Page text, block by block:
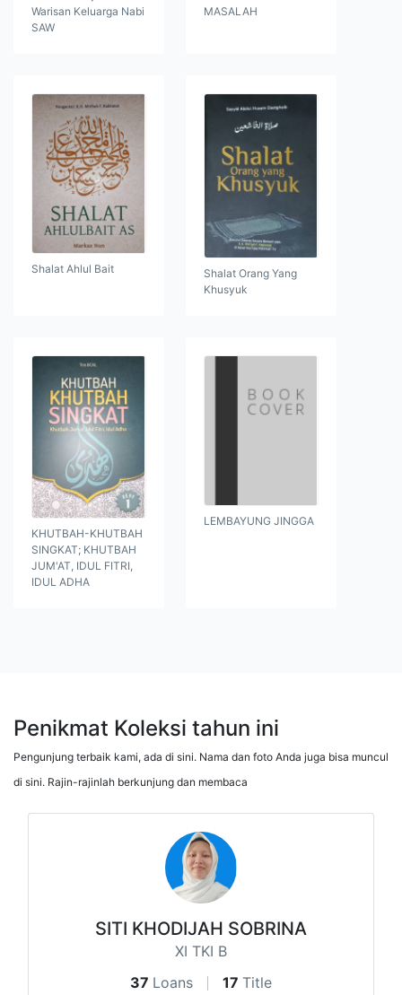
Warisan Keluarga Nabi
SAW
MASALAH
Shalat Ahlul Bait
Shalat Orang Yang
Khusyuk
KHUTBAH-KHUTBAH
SINGKAT; KHUTBAH
JUM'AT, IDUL FITRI,
IDUL ADHA
LEMBAYUNG JINGGA
Penikmat Koleksi tahun ini
Pengunjung terbaik kami, ada di sini. Nama dan foto Anda juga bisa muncul
di sini. Rajin-rajinlah berkunjung dan membaca
SITI KHODIJAH SOBRINA
XI TKI B
37 Loans 17 Title